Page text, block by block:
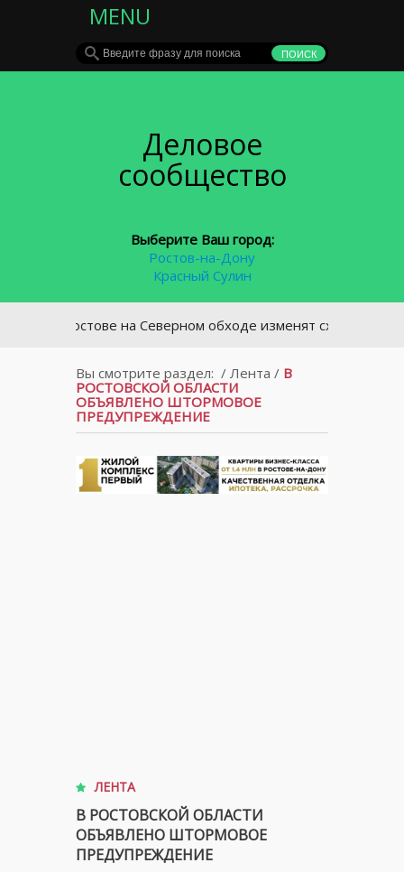
MENU
Деловое
сообщество
Выберите Ваш город:
Ростов-на-Дону
Красный Сулин
В Ростове на Северном обходе изменят схему движения
Вы смотрите раздел: / Лента / В
РОСТОВСКОЙ ОБЛАСТИ
ОБЪЯВЛЕНО ШТОРМОВОЕ
ПРЕДУПРЕЖДЕНИЕ
ЛЕНТА
В РОСТОВСКОЙ ОБЛАСТИ
ОБЪЯВЛЕНО ШТОРМОВОЕ
ПРЕДУПРЕЖДЕНИЕ